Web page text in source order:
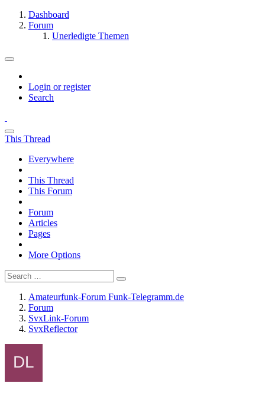
Dashboard
Forum
Unerledigte Themen
Login or register
Search
This Thread
Everywhere
This Thread
This Forum
Forum
Articles
Pages
More Options
Amateurfunk-Forum Funk-Telegramm.de
Forum
SvxLink-Forum
SvxReflector